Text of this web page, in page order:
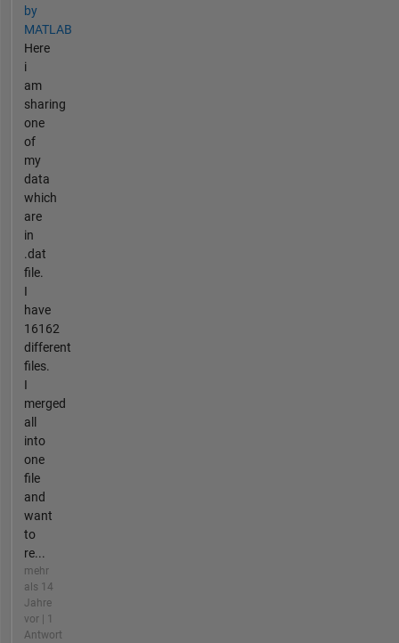
by
MATLAB
Here
i
am
sharing
one
of
my
data
which
are
in
.dat
file.
I
have
16162
different
files.
I
merged
all
into
one
file
and
want
to
re...
mehr
als 14
Jahre
vor | 1
Antwort